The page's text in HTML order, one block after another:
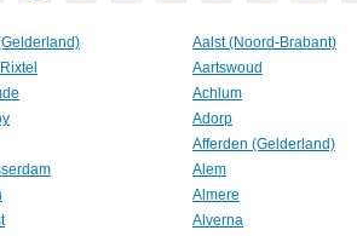
Aalst (Noord-Brabant)
Aartswoud
Achlum
Adorp
Afferden (Gelderland)
Alem
Almere
Alverna